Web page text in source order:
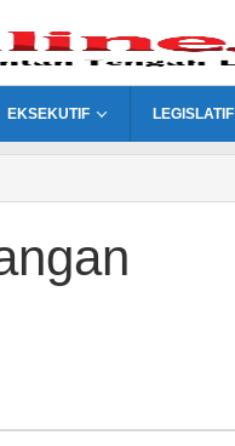
EKSEKUTIF LEGISLATIF